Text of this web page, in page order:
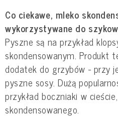
Co ciekawe, mleko
wykorzystywane do
Pyszne są na przykład
skondensowanym. Produkt
dodatek do grzybów - przy
pyszne sosy. Dużą
przykład boczniaki w
skondensowanego.